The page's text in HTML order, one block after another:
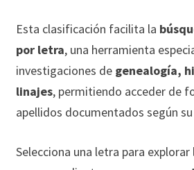
Esta clasificación facilita la
por letra, una herramienta
investigaciones de genealogía,
linajes, permitiendo acceder de
apellidos documentados según
Selecciona una letra para